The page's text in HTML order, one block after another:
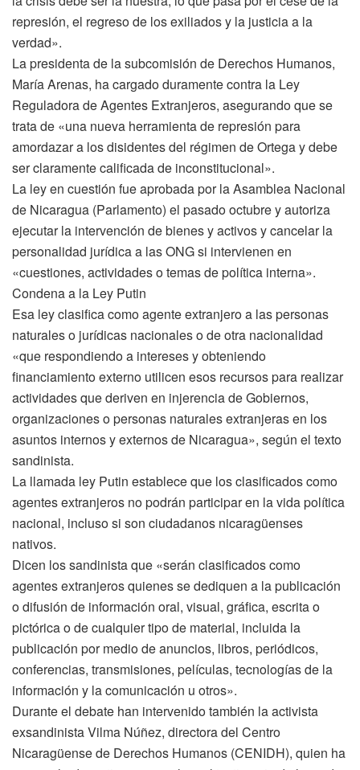
represión, el regreso de los exiliados y la justicia a la
verdad».
La presidenta de la subcomisión de Derechos Humanos,
María Arenas, ha cargado duramente contra la Ley
Reguladora de Agentes Extranjeros, asegurando que se
trata de «una nueva herramienta de represión para
amordazar a los disidentes del régimen de Ortega y debe
ser claramente calificada de inconstitucional».
La ley en cuestión fue aprobada por la Asamblea Nacional
de Nicaragua (Parlamento) el pasado octubre y autoriza
ejecutar la intervención de bienes y activos y cancelar la
personalidad jurídica a las ONG si intervienen en
«cuestiones, actividades o temas de política interna».
Condena a la Ley Putin
Esa ley clasifica como agente extranjero a las personas
naturales o jurídicas nacionales o de otra nacionalidad
«que respondiendo a intereses y obteniendo
financiamiento externo utilicen esos recursos para realizar
actividades que deriven en injerencia de Gobiernos,
organizaciones o personas naturales extranjeras en los
asuntos internos y externos de Nicaragua», según el texto
sandinista.
La llamada ley Putin establece que los clasificados como
agentes extranjeros no podrán participar en la vida política
nacional, incluso si son ciudadanos nicaragüenses
nativos.
Dicen los sandinista que «serán clasificados como
agentes extranjeros quienes se dediquen a la publicación
o difusión de información oral, visual, gráfica, escrita o
pictórica o de cualquier tipo de material, incluida la
publicación por medio de anuncios, libros, periódicos,
conferencias, transmisiones, películas, tecnologías de la
información y la comunicación u otros».
Durante el debate han intervenido también la activista
exsandinista Vilma Núñez, directora del Centro
Nicaragüense de Derechos Humanos (CENIDH), quien ha